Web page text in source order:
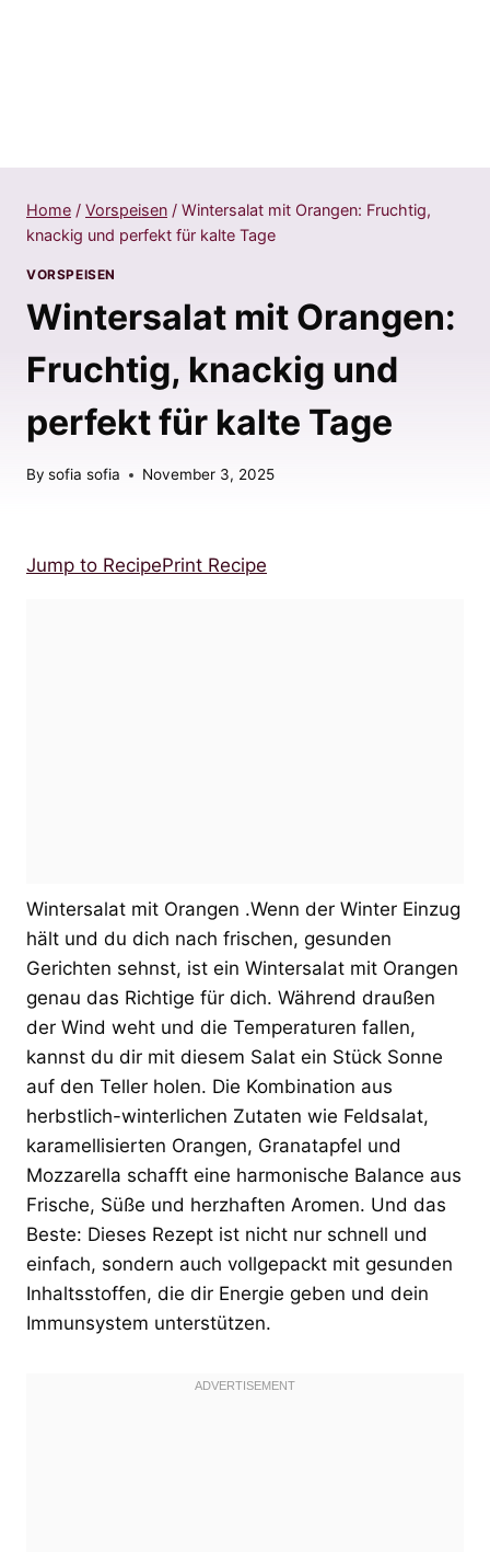
Home / Vorspeisen / Wintersalat mit Orangen: Fruchtig,
knackig und perfekt für kalte Tage
VORSPEISEN
Wintersalat mit Orangen:
Fruchtig, knackig und
perfekt für kalte Tage
By sofia sofia November 3, 2025
Jump to RecipePrint Recipe
Wintersalat mit Orangen .Wenn der Winter Einzug
hält und du dich nach frischen, gesunden
Gerichten sehnst, ist ein Wintersalat mit Orangen
genau das Richtige für dich. Während draußen
der Wind weht und die Temperaturen fallen,
kannst du dir mit diesem Salat ein Stück Sonne
auf den Teller holen. Die Kombination aus
herbstlich-winterlichen Zutaten wie Feldsalat,
karamellisierten Orangen, Granatapfel und
Mozzarella schafft eine harmonische Balance aus
Frische, Süße und herzhaften Aromen. Und das
Beste: Dieses Rezept ist nicht nur schnell und
einfach, sondern auch vollgepackt mit gesunden
Inhaltsstoffen, die dir Energie geben und dein
Immunsystem unterstützen.